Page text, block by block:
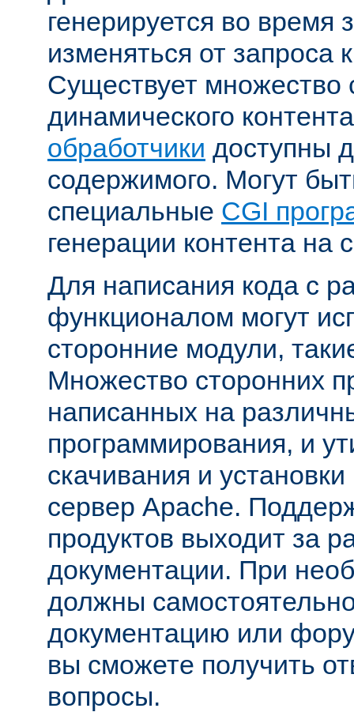
генерируется во время
изменяться от запроса
Существует множество
динамического
обработчики доступны
содержимого. Могут
специальные CGI
генерации контента на
Для написания кода с
функционалом могут
сторонние модули,
Множество сторонних
написанных на
программирования, и
скачивания и
сервер Apache.
продуктов выходит за
документации. При
должны
документацию или
вы сможете получить
вопросы.